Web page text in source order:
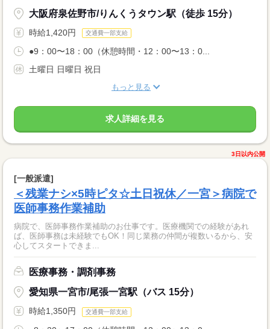
大阪府泉佐野市/りんくうタウン駅（徒歩 15分）
時給1,420円 交通費一部支給
●9：00〜18：00（休憩時間・12：00〜13：0...
土曜日 日曜日 祝日
もっと見る
求人詳細を見る
3日以内公開
[一般派遣]
＜残業ナシ×5時ピタ☆土日祝休／一宮＞病院で
医師事務作業補助
病院で、医師事務作業補助のお仕事です。医療機関での経験があれ
ば、医師事務は未経験でもOK！同じ業務の仲間が複数いるから、安
心してスタートできま...
医療事務・調剤事務
愛知県一宮市/尾張一宮駅（バス 15分）
時給1,350円 交通費一部支給